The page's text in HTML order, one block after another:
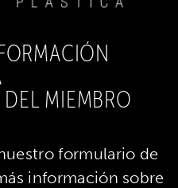
MIEMBRO
formulario de
información sobre